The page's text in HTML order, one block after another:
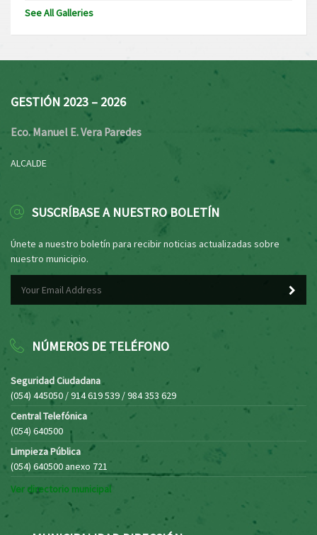
See All Galleries
GESTIÓN 2023 – 2026
Eco. Manuel E. Vera Paredes
ALCALDE
SUSCRÍBASE A NUESTRO BOLETÍN
Únete a nuestro boletín para recibir noticias actualizadas sobre
nuestro municipio.
NÚMEROS DE TELÉFONO
Seguridad Ciudadana
(054) 445050 / 914 619 539 / 984 353 629
Central Telefónica
(054) 640500
Limpieza Pública
(054) 640500 anexo 721
Ver directorio municipal